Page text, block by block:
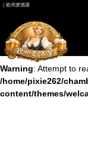
/home/pixie262/
content/themes/
Warning: Attempt to
/home/pixie262/
content/themes/
｜欧州麦酒屋